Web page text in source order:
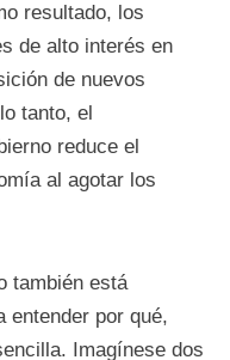
resultado, los
de alto interés en
de nuevos
tanto, el
reduce el
al agotar los
también está
entender por qué,
Imagínese dos